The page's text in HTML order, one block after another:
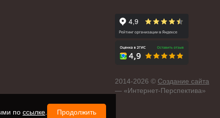
2014-2026 © Создание сайта
— «Интернет-Перспектива»
по ссылке Продолжить